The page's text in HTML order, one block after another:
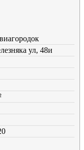
ул, 48и